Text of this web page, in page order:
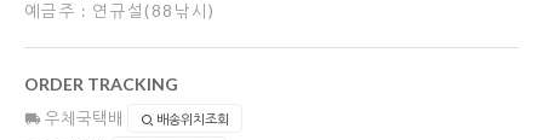
예금주 : 연규설(88낚시)
ORDER TRACKING
우체국택배 배송위치조회